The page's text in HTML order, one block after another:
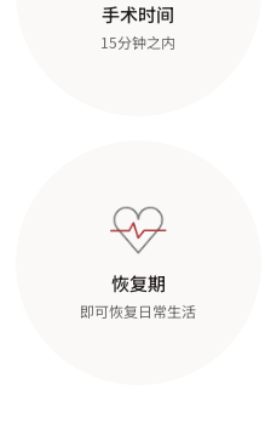
手术时间
15分钟之内
恢复期
即可恢复日常生活